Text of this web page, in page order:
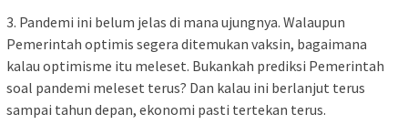
3. Pandemi ini belum jelas di mana ujungnya. Walaupun
Pemerintah optimis segera ditemukan vaksin, bagaimana
kalau optimisme itu meleset. Bukankah prediksi Pemerintah
soal pandemi meleset terus? Dan kalau ini berlanjut terus
sampai tahun depan, ekonomi pasti tertekan terus.